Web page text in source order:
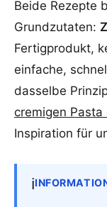
Beide Rezepte
Grundzutaten:
Fertigprodukt,
einfache,
dasselbe
cremigen
Inspiration für
ℹ️